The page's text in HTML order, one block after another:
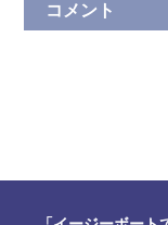
コメント